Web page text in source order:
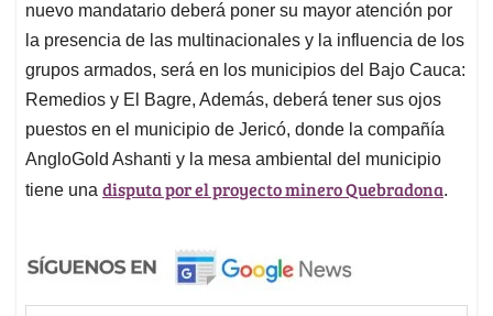
nuevo mandatario deberá poner su mayor atención por
la presencia de las multinacionales y la influencia de los
grupos armados, será en los municipios del Bajo Cauca:
Remedios y El Bagre, Además, deberá tener sus ojos
puestos en el municipio de Jericó, donde la compañía
AngloGold Ashanti y la mesa ambiental del municipio
tiene una disputa por el proyecto minero Quebradona.